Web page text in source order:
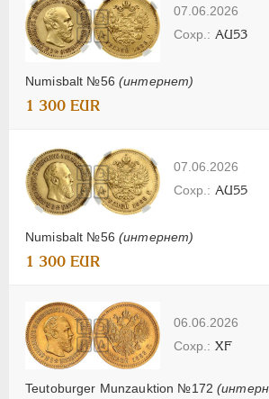
07.06.2026
Numisbalt №56 (интернет)
AU53
1 300 EUR
07.06.2026
Numisbalt №56 (интернет)
AU55
1 300 EUR
06.06.2026
Teutoburger Munzauktion №172
XF